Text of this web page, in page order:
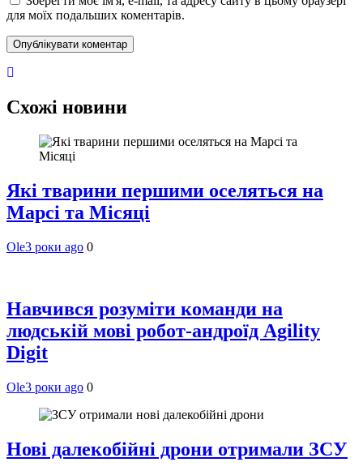
для моїх подальших коментарів.
Схожі новини
Які тварини першими оселяться на
Марсі та Місяці
Ole3 роки ago 0
Навчився розуміти команди на
людській мові робот-андроїд Agility
Digit
Ole3 роки ago 0
Нові далекобійні дрони отримали ЗСУ